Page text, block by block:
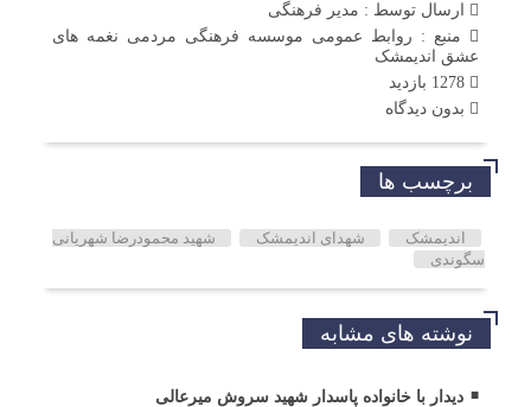
ارسال توسط : مدیر فرهنگی
منبع : روابط عمومی موسسه فرهنگی مردمی نغمه های
عشق اندیمشک
بدون دیدگاه
برچسب ها
اندیمشک شهدای اندیمشک
شهید محمودرضا شهریانی
سگوندی
نوشته های مشابه
دیدار با خانواده پاسدار شهید سروش میرعالی